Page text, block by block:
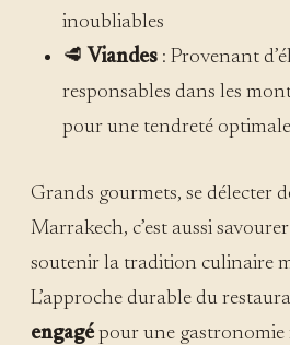
inoubliables
🥩 Viandes: Provenant
responsables dans les
pour une tendreté optimale
Grands gourmets, se délecter
Marrakech, c’est aussi
soutenir la tradition culinaire
L’approche durable du
engagépour une gastronomie